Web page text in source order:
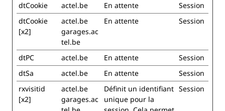
dtCookie actel.be En attente
Session
dtCookie
[x2]
actel.be
garages.ac
tel.be
En attente Session
dtPC actel.be En attente
Session
dtSa
actel.be En attente
Session
rxvisitid
[x2]
actel.be
garages.ac
Définit un identifiant
unique pour la
Session